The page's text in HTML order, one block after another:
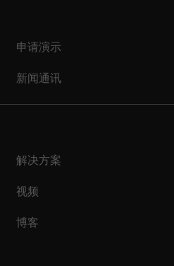
申请演示
新闻通讯
解决方案
视频
博客